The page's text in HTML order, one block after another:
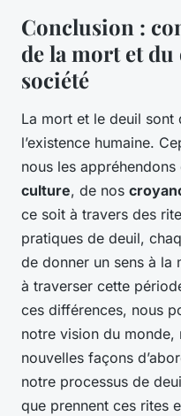
Conclusion :
de la mort et
société
La mort et le deuil sont
l’existence humaine.
nous les
culture, de nos
ce soit à travers des
pratiques de deuil,
de donner un sens à la
à traverser cette
ces différences, nous
notre vision du monde,
nouvelles façons
notre processus de
que prennent ces rites